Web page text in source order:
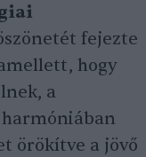
fejezte
hogy
a
örökítve a jövő